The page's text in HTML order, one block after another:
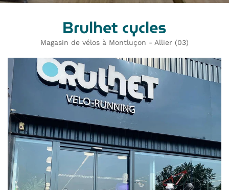
En cochant cette case, vous consentez à recevoir nos propositions
désinscrire à tout moment en utilisantle formulaire de désinscription.
Inscription
Brulhet cycles
Magasin de vélos à Montluçon - Allier (03)